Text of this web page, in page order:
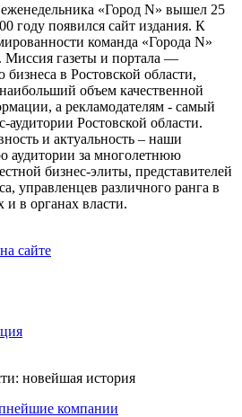
«Город N» вышел 25
году появился сайт издания. К
команда «Города N»
Миссия газеты и портала —
бизнеса в Ростовской области,
объем качественной
а рекламодателям - самый
Ростовской области.
и актуальность – наши
аудитории за многолетнюю
бизнес-элиты, представителей
управленцев различного ранга в
в органах власти.
сайте
новейшая история
компании